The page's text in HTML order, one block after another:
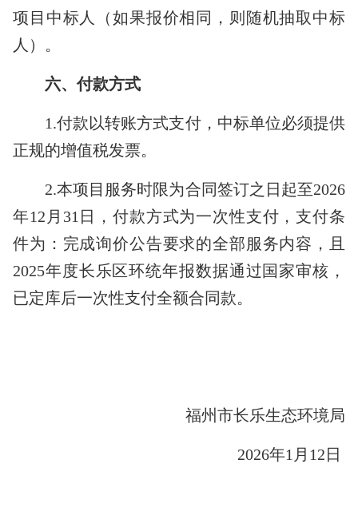
项目中标人（如果报价相同，则随机抽取中标
人）。
六、付款方式
1.付款以转账方式支付，中标单位必须提供
正规的增值税发票。
2.本项目服务时限为合同签订之日起至2026
年12 月 31 日，付款方式为一次性支付，支付条
件为：完成询价公告要求的全部服务内容，且
2025年度长乐区环统年报数据通过国家审核，
已定库后一次性支付全额合同款。
福州市长乐生态环境局
2026年1 月 12日